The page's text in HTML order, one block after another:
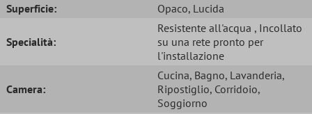
Superficie:
Opaco, Lucida
Specialità:
Resistente all'acqua , Incollato
su una rete pronto per
l'installazione
Camera:
Cucina, Bagno, Lavanderia,
Ripostiglio, Corridoio,
Soggiorno